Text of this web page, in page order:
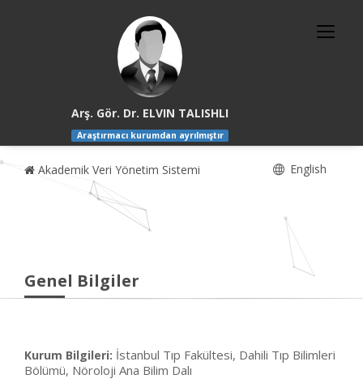
Arş. Gör. Dr. ELVIN TALISHLI
Araştırmacı kurumdan ayrılmıştır
Akademik Veri Yönetim Sistemi English
Genel Bilgiler
Kurum Bilgileri: İstanbul Tıp Fakültesi, Dahili Tıp Bilimleri
Bölümü, Nöroloji Ana Bilim Dalı